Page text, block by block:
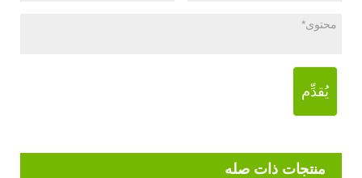
يُقدِّم
منتجات ذات صله